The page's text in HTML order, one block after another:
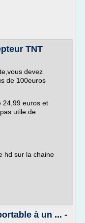
TNT
devez
de 100euros
24,99 euros et
utile de
hd sur la chaine
à un ... -